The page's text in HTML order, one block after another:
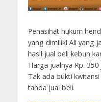
Penasihat hukum
yang dimiliki Ali yang
hasil jual beli kebun
Harga jualnya Rp.
Tak ada bukti
tanda jual beli.